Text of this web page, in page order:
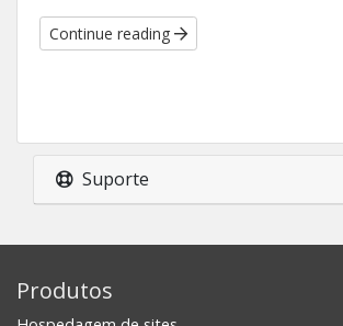
Continue reading
Suporte
Produtos